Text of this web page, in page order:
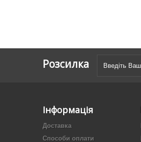
Розсилка
Інформація
Доставка
Способи оплати